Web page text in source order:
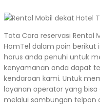
Tata Cara reservasi Rental
HomTel dalam poin berikut
harus anda penuhi untuk
kenyamanan anda dapat
kendaraan kami. Untuk
layanan operator yang
melalui sambungan telpon